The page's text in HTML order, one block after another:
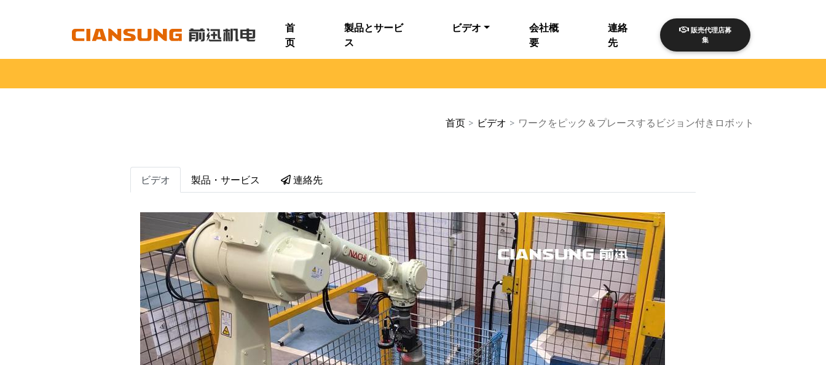
首
页
製品とサービ
ス
ビデオ
会社概
要
連絡
先
販売代理店募
集
首页 > ビデオ > ワークをピック＆プレースするビジョン付きロボット
ビデオ 製品・サービス 連絡先